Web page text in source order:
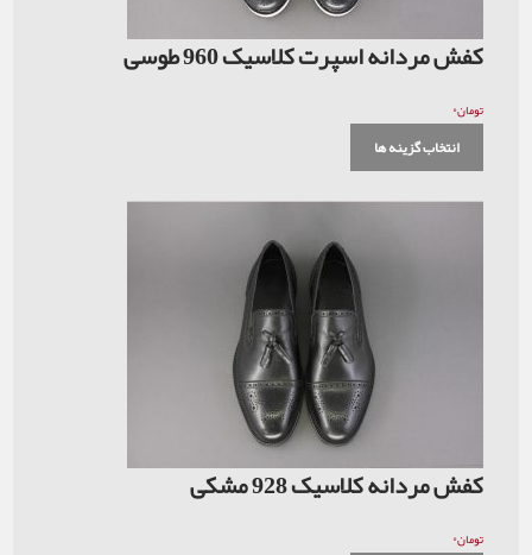
کفش مردانه اسپرت کلاسیک 960 طوسی
تومان۰
انتخاب گزینه ها
کفش مردانه کلاسیک 928 مشکی
تومان۰